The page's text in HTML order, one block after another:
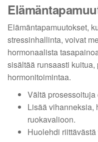
Elämäntapamuutokset,
stressinhallinta, voivat
hormonaalista
sisältää runsaasti
hormonitoimintaa.
Vältä
Lisää vihanneksia,
ruokavalioon.
Huolehdi